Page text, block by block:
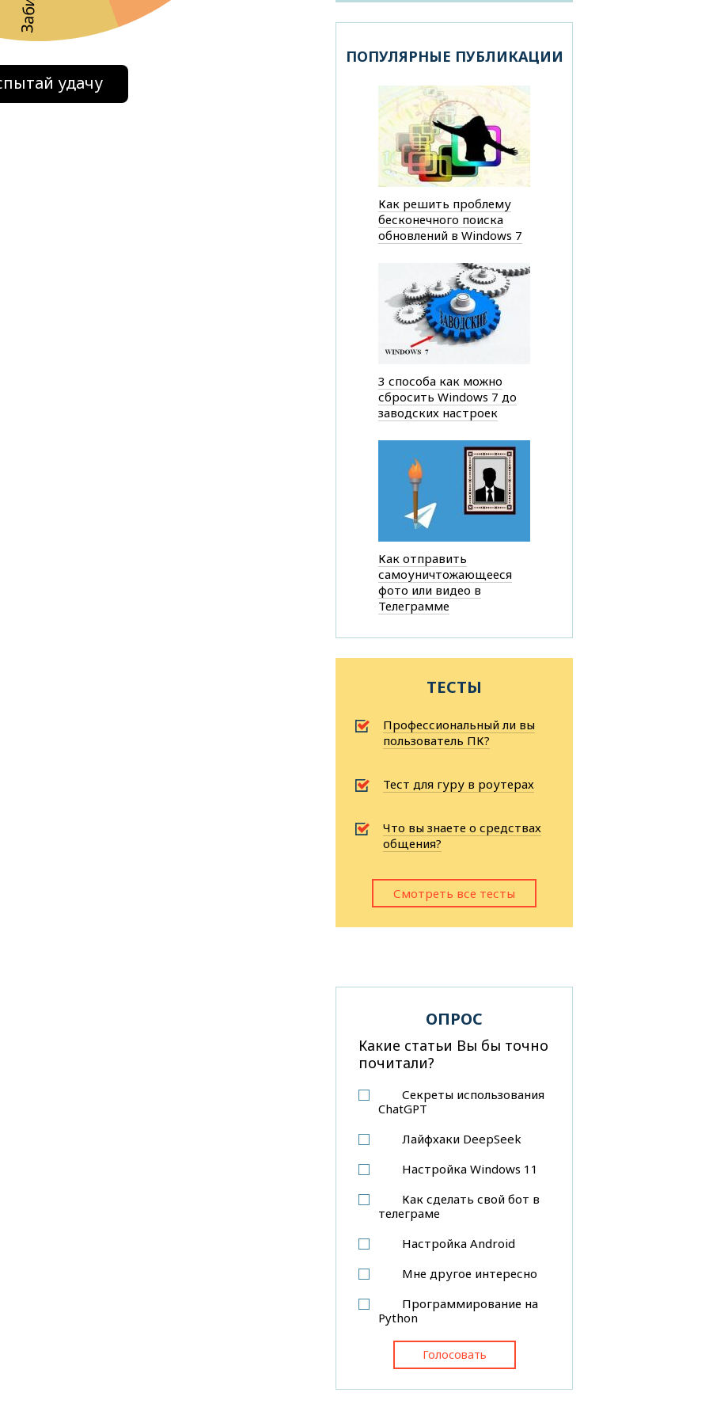
удачу
ПОПУЛЯРНЫЕ ПУБЛИКАЦИИ
Как решить проблему
бесконечного поиска
обновлений в Windows 7
3 способа как можно
сбросить Windows 7 до
заводских настроек
Как отправить
самоуничтожающееся
фото или видео в
Телеграмме
ТЕСТЫ
Профессиональный ли вы
пользователь ПК?
Тест для гуру в роутерах
Что вы знаете о средствах
общения?
Смотреть все тесты
ОПРОС
Какие статьи Вы бы точно
почитали?
Секреты использования
ChatGPT
Лайфхаки DeepSeek
Настройка Windows 11
Как сделать свой бот в
телеграме
Настройка Android
Мне другое интересно
Программирование на
Python